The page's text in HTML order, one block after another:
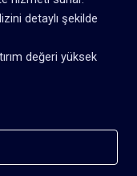
detaylı şekilde
değeri yüksek